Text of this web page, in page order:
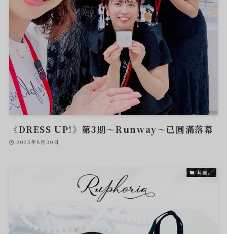
《DRESS UP!》第3期～Runway～已圓滿落幕
2025年8月30日
其他。